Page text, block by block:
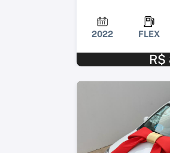
2022 FLEX
R$